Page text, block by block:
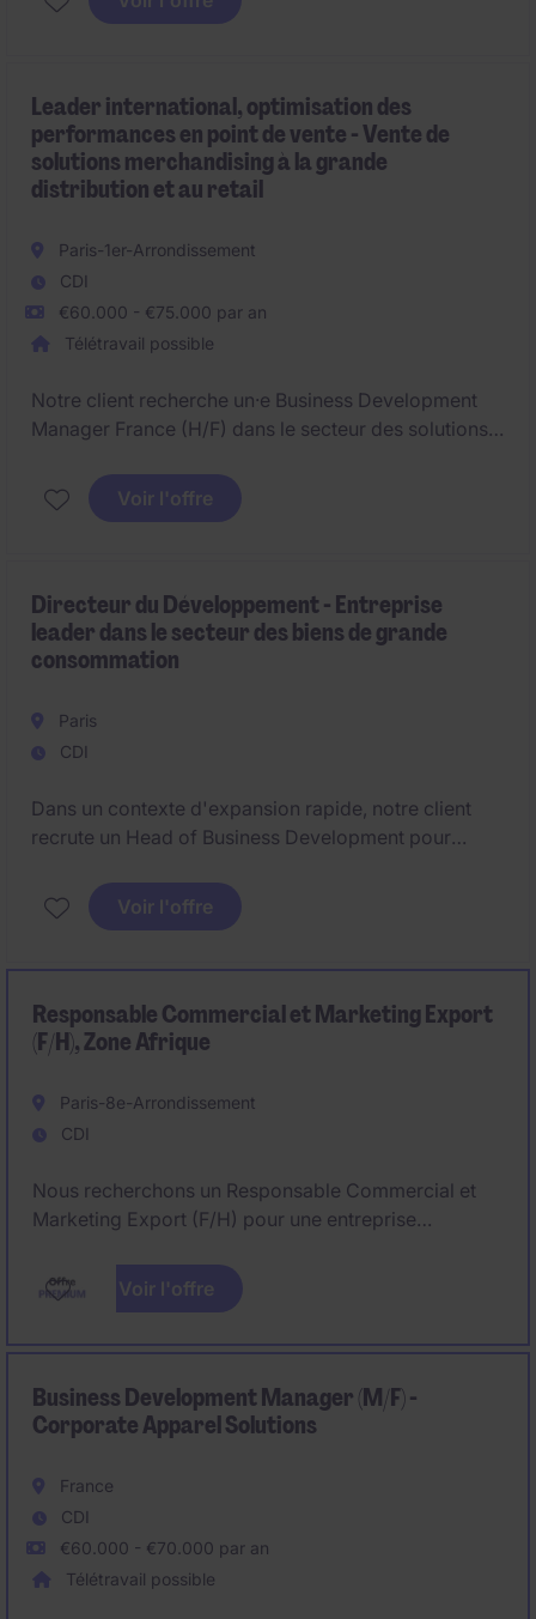
variées.
Leader international, optimisation des
performances en point de vente - Vente de
solutions merchandising à la grande
distribution et au retail
Paris-1er-Arrondissement
CDI
€60.000 - €75.000 par an
Télétravail possible
Notre client recherche un·e Business Development
Manager France (H/F) dans le secteur des solutions
d'optimisation des performances en point de vente,
basé·e en France en télétravail avec déplacements
Voir l'offre
Directeur du Développement - Entreprise
leader dans le secteur des biens de grande
consommation
Paris
CDI
Dans un contexte d'expansion rapide, notre client
recrute un Head of Business Development pour
nouvelles opportunités commerciales. Rattaché à la
Direction Générale, il joue un rôle stratégique dans
Voir l'offre
Responsable Commercial et Marketing Export
(F/H), Zone Afrique
Paris-8e-Arrondissement
CDI
Nous recherchons un Responsable Commercial et
Marketing Export (F/H) pour une entreprise
projets à forte valeur ajoutée. Le poste est basé en
France, Paris-8e-Arrondissement avec de nombreux
gestion d'agents et le pilotage marketing export.
Voir l'offre
Business Development Manager (M/F) -
Corporate Apparel Solutions
France
CDI
€60.000 - €70.000 par an
Télétravail possible